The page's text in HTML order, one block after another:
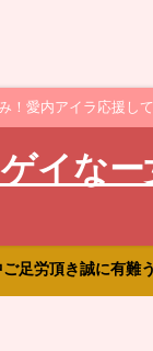
！愛内アイラ応援して
イなー
足労頂き誠に有難